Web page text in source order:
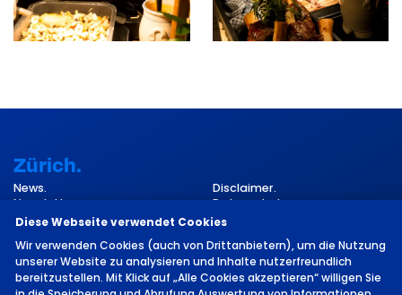
Zürich.
News.
Newsletter.
Kontakt.
Disclaimer.
Datenschutz.
Impressum.
Diese Webseite verwendet Cookies
Wir verwenden Cookies (auch von Drittanbietern), um die Nutzung
unserer Website zu analysieren und Inhalte nutzerfreundlich
bereitzustellen. Mit Klick auf „Alle Cookies akzeptieren“ willigen Sie